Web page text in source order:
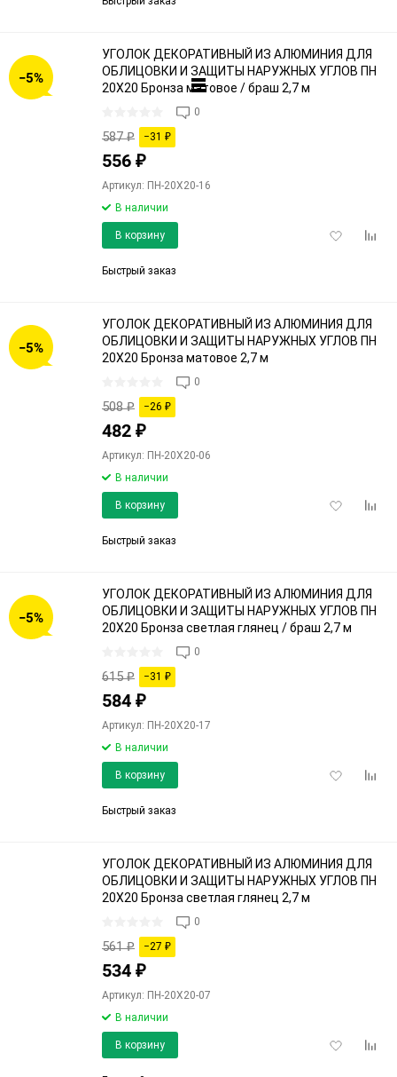
−5%
УГОЛОК ДЕКОРАТИВНЫЙ ИЗ АЛЮМИНИЯ ДЛЯ
ОБЛИЦОВКИ И ЗАЩИТЫ НАРУЖНЫХ УГЛОВ ПН
20Х20 Бронза матовое / браш 2,7 м
0
587₽ −31 ₽
556 ₽
Артикул: ПН-20Х20-16
В наличии
Добавить
В корзину
Быстрый заказ
−5%
УГОЛОК ДЕКОРАТИВНЫЙ ИЗ АЛЮМИНИЯ ДЛЯ
ОБЛИЦОВКИ И ЗАЩИТЫ НАРУЖНЫХ УГЛОВ ПН
20Х20 Бронза матовое 2,7 м
0
508₽ −26 ₽
482 ₽
Артикул: ПН-20Х20-06
В наличии
Добавить
В корзину
Быстрый заказ
−5%
УГОЛОК ДЕКОРАТИВНЫЙ ИЗ АЛЮМИНИЯ ДЛЯ
ОБЛИЦОВКИ И ЗАЩИТЫ НАРУЖНЫХ УГЛОВ ПН
20Х20 Бронза светлая глянец / браш 2,7 м
0
615₽ −31 ₽
584 ₽
Артикул: ПН-20Х20-17
В наличии
Добавить
В корзину
Быстрый заказ
УГОЛОК ДЕКОРАТИВНЫЙ ИЗ АЛЮМИНИЯ ДЛЯ
ОБЛИЦОВКИ И ЗАЩИТЫ НАРУЖНЫХ УГЛОВ ПН
20Х20 Бронза светлая глянец 2,7 м
0
561₽ −27 ₽
534 ₽
Артикул: ПН-20Х20-07
В наличии
Добавить
В корзину